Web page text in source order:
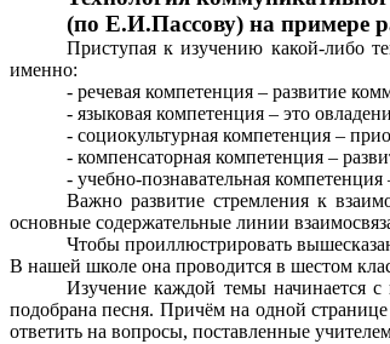
(по Е.И.Пассову) на примере
Приступая к изучению какой-либо
именно:
- речевая компетенция – развитие
- языковая компетенция – это
- социокультурная компетенция –
- компенсаторная компетенция –
- учебно-познавательная
Важно развитие стремления к
основные содержательные линии
Чтобы проиллюстрировать
В нашей школе она проводится в шестом
Изучение каждой темы начинается с
подобрана песня. Причём на одной
ответить на вопросы, поставленные